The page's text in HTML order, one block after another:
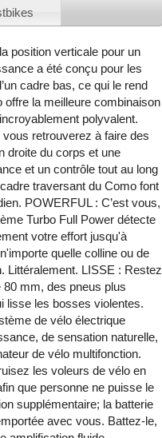
position verticale pour un
a été conçu pour les
cadre bas, ce qui le rend
offre la meilleure combinaison
polyvalent.
retrouverez à faire des
droite du corps et une
et un contrôle tout au long
traversant du Como font
POWERFUL : C’est vous,
Turbo Full Power détecte
votre effort jusqu'à
quelle colline ou de
Littéralement. LISSE : Restez
80 mm, des pneus plus
lisse les bosses violentes.
de vélo électrique
de sensation naturelle,
de vélo multifonction.
les voleurs de vélo en
que personne ne puisse le
supplémentaire; la batterie
avec vous. Battez-le,